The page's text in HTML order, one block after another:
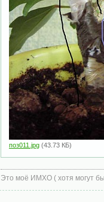
поз011.jpg (43.73 КБ)
Это моё ИМХО ( хотя могут